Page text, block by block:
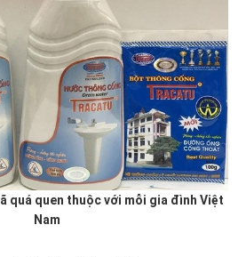
quá quen thuộc với mỗi gia đình Việt
Nam